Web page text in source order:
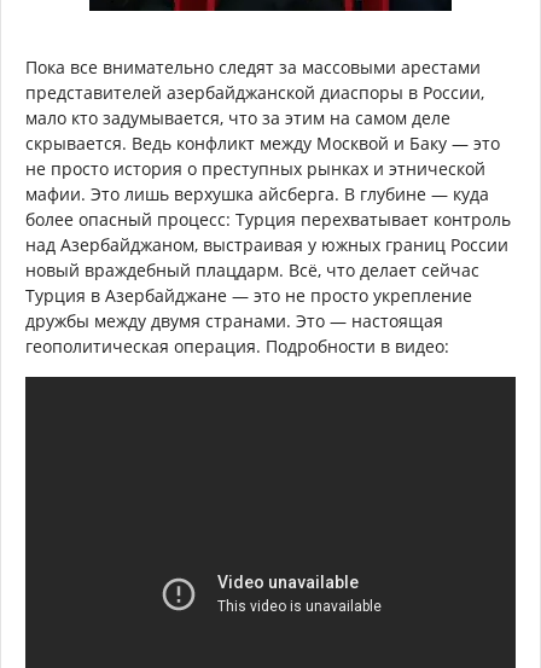
Пока все внимательно следят за массовыми арестами
представителей азербайджанской диаспоры в России,
мало кто задумывается, что за этим на самом деле
скрывается. Ведь конфликт между Москвой и Баку — это
не просто история о преступных рынках и этнической
мафии. Это лишь верхушка айсберга. В глубине — куда
более опасный процесс: Турция перехватывает контроль
над Азербайджаном, выстраивая у южных границ России
новый враждебный плацдарм. Всё, что делает сейчас
Турция в Азербайджане — это не просто укрепление
дружбы между двумя странами. Это — настоящая
геополитическая операция. Подробности в видео: